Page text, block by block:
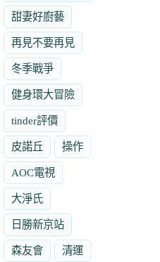
甜妻好廚藝
再見不要再見
冬季戰爭
健身環大冒險
tinder評價
皮諾丘 操作
AOC電視
大淨氏
日勝新京站
森友會 清運